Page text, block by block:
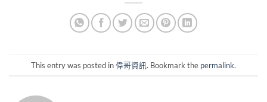
This entry was posted in偉哥資訊. Bookmark the permalink.